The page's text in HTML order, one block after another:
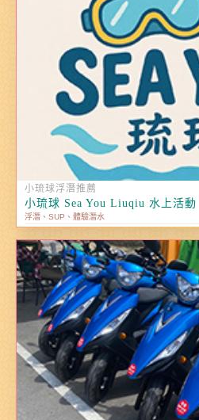
小琉球浮潛推薦
小琉球 Sea You Liuqiu 水上活動
浮潛、SUP、體驗潛水